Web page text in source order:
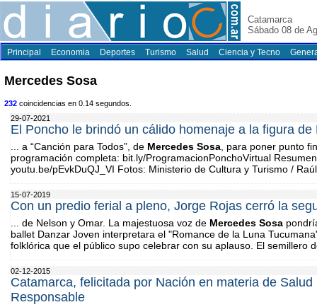
Catamarca
Sábado 08 de
Principal Economia Deportes Turismo Salud Ciencia y Tecno
Mercedes Sosa
232 coincidencias en 0.14 segundos.
29-07-2021
El Poncho le brindó un cálido homenaje a la figura
... a “Canción para Todos”, de Mercedes Sosa , para poner punto
programación completa: bit.ly/ProgramacionPonchoVirtual
youtu.be/pEvkDuQJ_VI Fotos: Ministerio de Cultura y Turismo /
15-07-2019
Con un predio ferial a pleno, Jorge Rojas cerró la
... de Nelson y Omar. La majestuosa voz de Mercedes Sosa
ballet Danzar Joven interpretara el "Romance de la Luna
folklórica que el público supo celebrar con su aplauso. El semillero
02-12-2015
Catamarca, felicitada por Nación en materia de
Responsable